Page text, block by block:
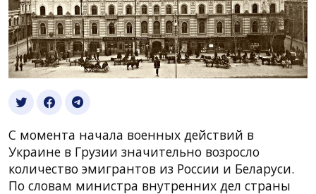
С момента начала военных действий в
Украине в Грузии значительно возросло
количество эмигрантов из России и Беларуси.
По словам министра внутренних дел страны